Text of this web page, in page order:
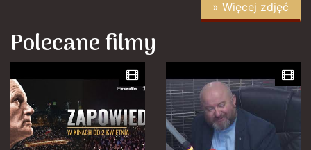
» Więcej zdjęć
Polecane filmy